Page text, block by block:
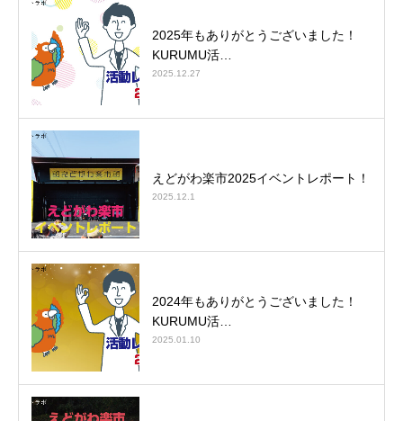
2025年もありがとうございました！
KURUMU活…
2025.12.27
えどがわ楽市2025イベントレポート！
2025.12.1
2024年もありがとうございました！
KURUMU活…
2025.01.10